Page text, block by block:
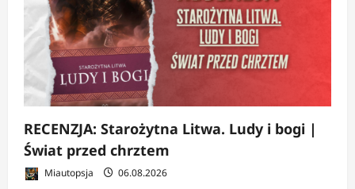
RECENZJA: Starożytna Litwa. Ludy i bogi |
Świat przed chrztem
Miautopsja 06.08.2026